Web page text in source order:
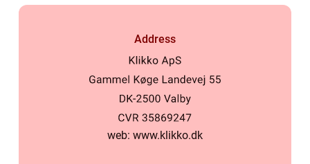
Address
web: www.klikko.dk